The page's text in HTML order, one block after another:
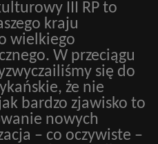
III RP to
kraju
wielkiego
W przeciągu
się do
że nie
bardzo zjawisko to
nowych
– co oczywiste –